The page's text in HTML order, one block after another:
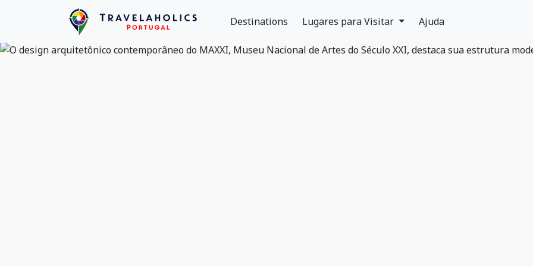
Destinations Lugares para Visitar Ajuda